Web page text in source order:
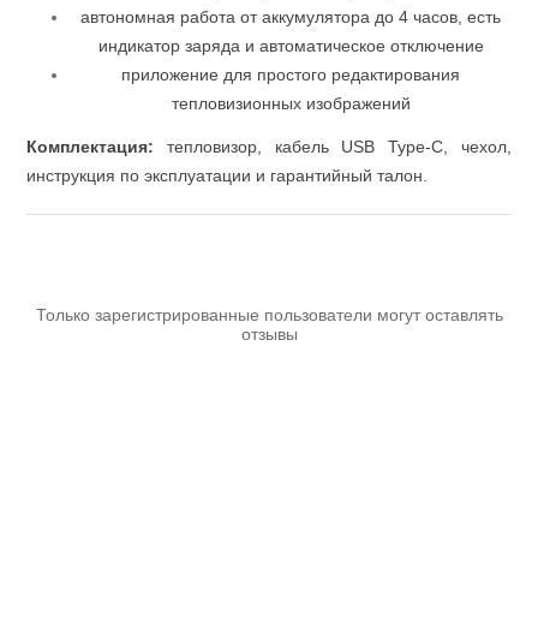
Для плиточных работ
автономная работа от аккумулятора до 4 часов, есть
индикатор заряда и автоматическое отключение
приложение для простого редактирования
тепловизионных изображений
Комплектация: тепловизор, кабель USB Type-C, чехол,
инструкция по эксплуатации и гарантийный талон.
Только зарегистрированные пользователи могут оставлять
отзывы